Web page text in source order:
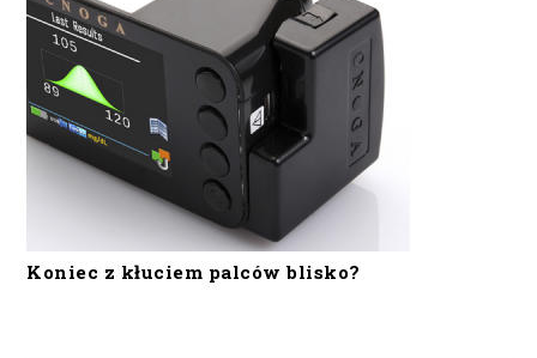
Koniec z kłuciem palców blisko?